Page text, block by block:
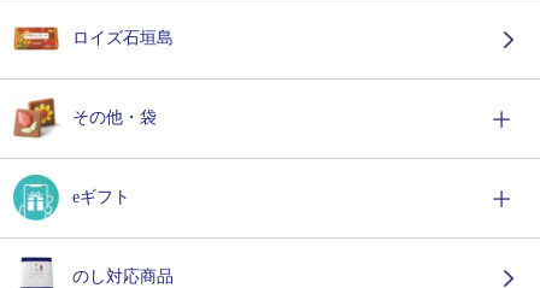
ロイズ石垣島
その他・袋
eギフト
のし対応商品